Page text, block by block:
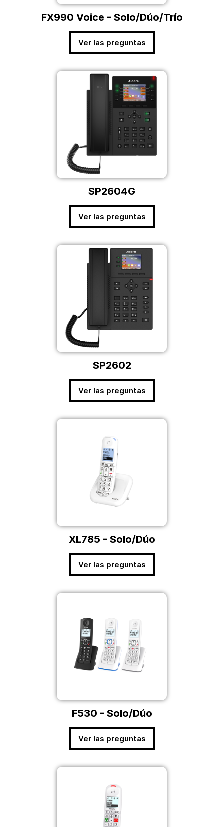
FX990 Voice - Solo/Dúo/Trío
Ver las preguntas
SP2604G
Ver las preguntas
SP2602
Ver las preguntas
XL785 - Solo/Dúo
Ver las preguntas
F530 - Solo/Dúo
Ver las preguntas